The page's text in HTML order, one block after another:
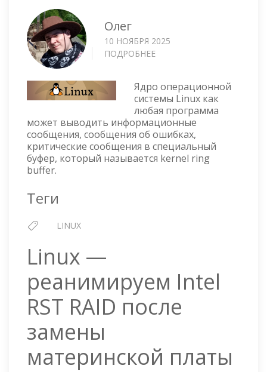
Олег
10 НОЯБРЯ 2025
ПОДРОБНЕЕ
DMESG
Ядро операционной
системы Linux как
любая программа
может выводить информационные
сообщения, сообщения об ошибках,
критические сообщения в специальный
буфер, который называется kernel ring
buffer.
Теги
LINUX
Linux —
реанимируем Intel
RST RAID после
замены
материнской платы